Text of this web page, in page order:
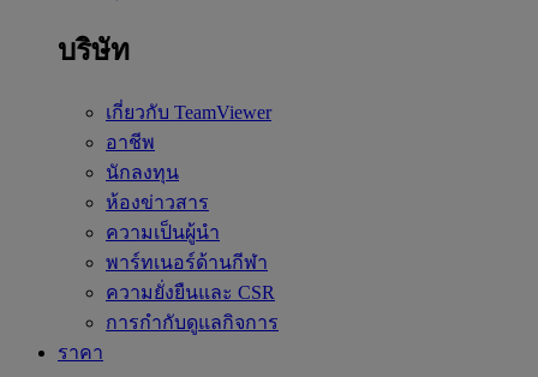
บริษัท
เกี่ยวกับ TeamViewer
อาชีพ
นักลงทุน
ห้องข่าวสาร
ความเป็นผู้นำ
พาร์ทเนอร์ด้านกีฬา
ความยั่งยืนและ CSR
การกำกับดูแลกิจการ
ราคา